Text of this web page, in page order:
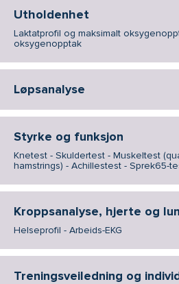
Utholdenhet
Laktatprofil og maksimalt
oksygenopptak
Løpsanalyse
Styrke og funksjon
Knetest - Skuldertest - Muskeltest
hamstrings) - Achillestest - Sprek65-
Kroppsanalyse, hjerte og
Helseprofil - Arbeids-EKG
Treningsveiledning og